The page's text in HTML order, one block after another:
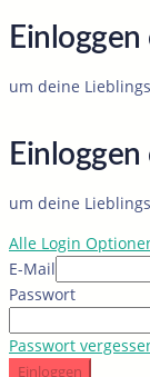
um deine
um deine
Alle Login
E-Mail
Passwort
Passwort
Einloggen